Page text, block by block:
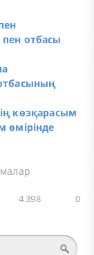
отбасы
көзқарасым
өмірінде
0
4 398